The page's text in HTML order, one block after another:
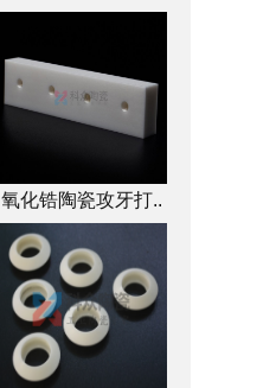
氧化锆陶瓷攻牙打..